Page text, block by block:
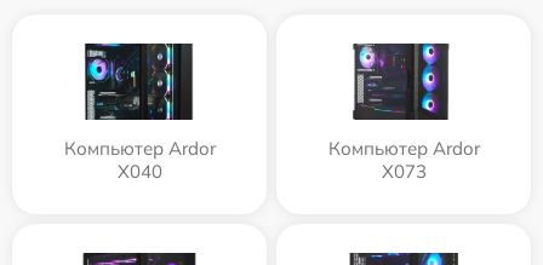
Компьютер Ardor
X040
Компьютер Ardor
X073